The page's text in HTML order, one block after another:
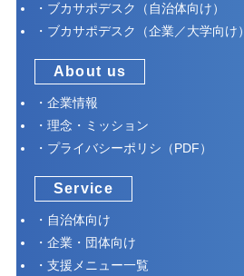
ブカサポデスク（自治体向け）
ブカサポデスク（企業／大学向け）
About us
企業情報
理念・ミッション
プライバシーポリシ（PDF）
Service
自治体向け
企業・団体向け
支援メニュー一覧